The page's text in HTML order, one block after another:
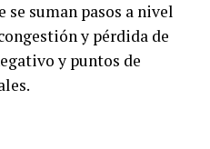
se suman pasos a nivel
y pérdida de
y puntos de